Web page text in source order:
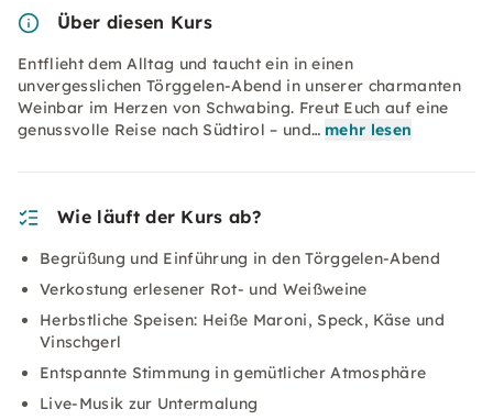
Über diesen Kurs
Entflieht dem Alltag und taucht ein in einen
unvergesslichen Törggelen-Abend in unserer charmanten
Weinbar im Herzen von Schwabing. Freut Euch auf eine
genussvolle Reise nach Südtirol – und… mehr lesen
Wie läuft der Kurs ab?
Begrüßung und Einführung in den Törggelen-Abend
Verkostung erlesener Rot- und Weißweine
Herbstliche Speisen: Heiße Maroni, Speck, Käse und
Vinschgerl
Entspannte Stimmung in gemütlicher Atmosphäre
Live-Musik zur Untermalung